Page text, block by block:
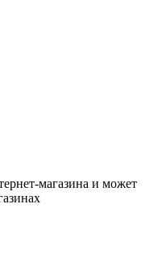
магазина и может